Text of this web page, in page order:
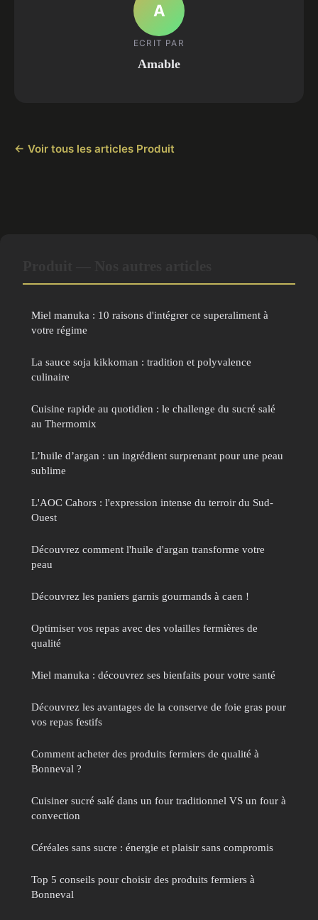
A
ECRIT PAR
Amable
← Voir tous les articles Produit
Miel manuka : 10 raisons d'intégrer ce superaliment à
votre régime
La sauce soja kikkoman : tradition et polyvalence
culinaire
Cuisine rapide au quotidien : le challenge du sucré salé
au Thermomix
L’huile d’argan : un ingrédient surprenant pour une peau
sublime
L'AOC Cahors : l'expression intense du terroir du Sud-
Ouest
Découvrez comment l'huile d'argan transforme votre
peau
Découvrez les paniers garnis gourmands à caen !
Optimiser vos repas avec des volailles fermières de
qualité
Miel manuka : découvrez ses bienfaits pour votre santé
Découvrez les avantages de la conserve de foie gras pour
vos repas festifs
Comment acheter des produits fermiers de qualité à
Bonneval ?
Cuisiner sucré salé dans un four traditionnel VS un four à
convection
Céréales sans sucre : énergie et plaisir sans compromis
Top 5 conseils pour choisir des produits fermiers à
Bonneval